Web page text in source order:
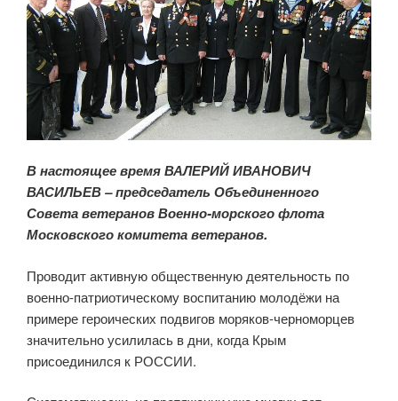
В настоящее время ВАЛЕРИЙ ИВАНОВИЧ
ВАСИЛЬЕВ – председатель Объединенного
Совета ветеранов Военно-морского флота
Московского комитета ветеранов.
Проводит активную общественную деятельность по
военно-патриотическому воспитанию молодёжи на
примере героических подвигов моряков-черноморцев
значительно усилилась в дни, когда Крым
присоединился к РОССИИ.